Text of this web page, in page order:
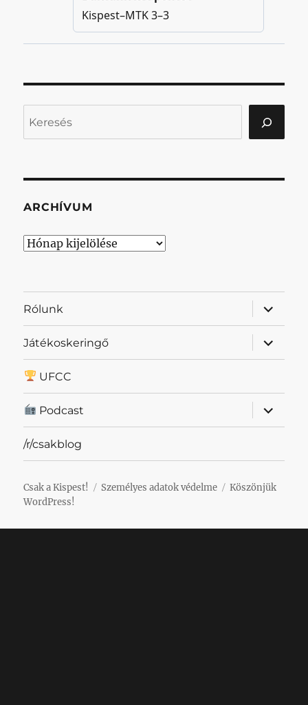
ARCHÍVUM
Archívum
Rólunk
almenü
Játékoskeringő
almenü
UFCC
Podcast
almenü
/r/csakblog
Csak a Kispest! Személyes adatok védelme
Köszönjük
WordPress!